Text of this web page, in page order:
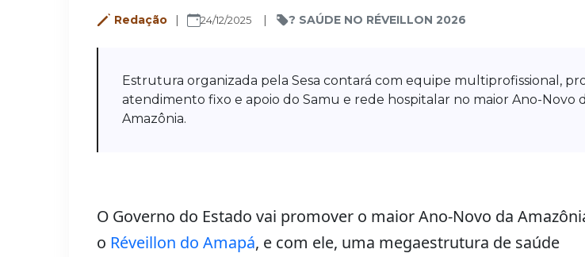
Redação 24/12/2025 ? SAÚDE NO RÉVEILLON 2026
Estrutura organizada pela Sesa contará com equipe multiprofissional,
atendimento fixo e apoio do Samu e rede hospitalar no maior Ano-Novo
Amazônia.
O Governo do Estado vai promover o maior Ano-Novo da
o Réveillon do Amapá, e com ele, uma megaestrutura de saúde